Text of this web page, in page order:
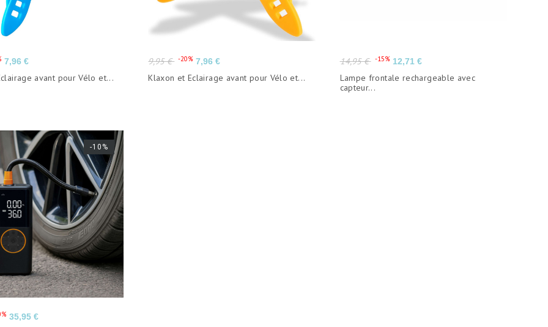
Prix
7,96 €
avant pour Vélo et...
Prix
de
base
9,95 € -20% Prix
7,96 €
Klaxon et Eclairage avant pour Vélo et...
Prix
de
base
14,95 € -15% Prix
12,71 €
Lampe frontale rechargeable avec
capteur...
-10%
Prix
35,95 €